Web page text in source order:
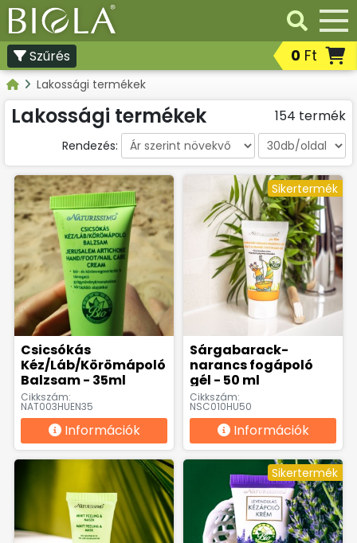
Professzionális termékek
Továbbértékesíthető
professzionális termékek
Lakossági termékek
Szűrés 0 Ft
Lakossági termékek
Lakossági termékek 154 termék
Rendezés:
Csicsókás
Kéz/Láb/Körömápoló
Balzsam - 35ml
Cikkszám:
NAT003HUEN35
Információk
Sikertermék
Sárgabarack-
narancs fogápoló
gél - 50 ml
Cikkszám:
NSC010HU50
Információk
Sikertermék